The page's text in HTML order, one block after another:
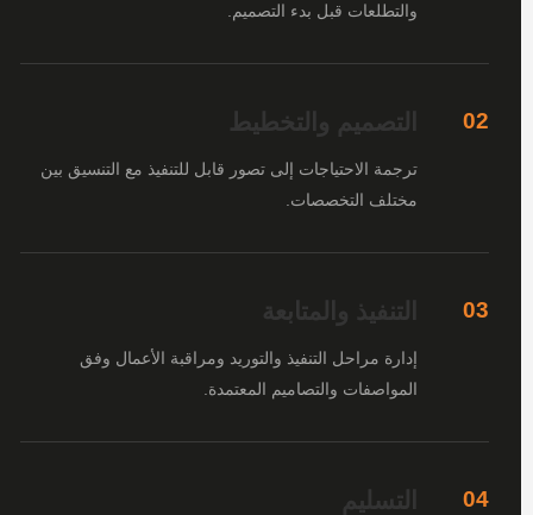
والتطلعات قبل بدء التصميم.
02 التصميم والتخطيط
ترجمة الاحتياجات إلى تصور قابل للتنفيذ مع التنسيق بين
مختلف التخصصات.
03 التنفيذ والمتابعة
إدارة مراحل التنفيذ والتوريد ومراقبة الأعمال وفق
المواصفات والتصاميم المعتمدة.
04 التسليم